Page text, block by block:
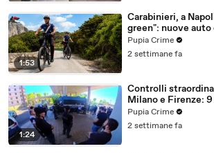
1:53
Carabinieri, a
green": nuove
sostenibili anche
Pupia Crime
2 settimane fa
1:24
Controlli
Milano e Firenze:
e oltre 7mila
(25.07.26)
Pupia Crime
2 settimane fa